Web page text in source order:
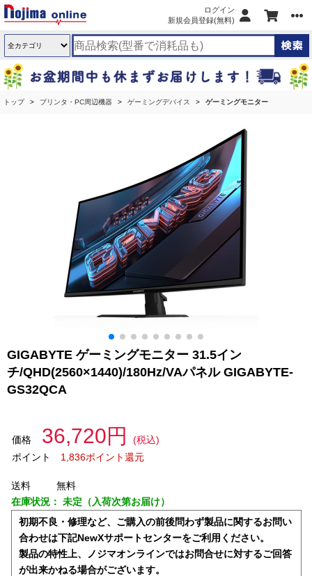
ログイン
新規会員登録(無料)
トップ プリンタ・PC周辺機器 ゲーミングデバイス ゲーミングモニター
GIGABYTE ゲーミングモニター 31.5イン
チ/QHD(2560×1440)/180Hz/VAパネル GIGABYTE-
GS32QCA
価格 36,720円
(税込)
ポイント
1,836ポイント還元
送料
無料
在庫状況： 未定（入荷次第お届け）
初期不良・修理など、ご購入の前後問わず製品に関するお問い
合わせは下記NewXサポートセンターをご利用ください。
製品の特性上、ノジマオンラインではお問合せに対するご回答
が出来かねる場合がございます。